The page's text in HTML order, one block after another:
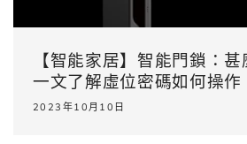
【智能家居】智能門鎖：
一文了解虛位密碼如何操作
2023年10月10日